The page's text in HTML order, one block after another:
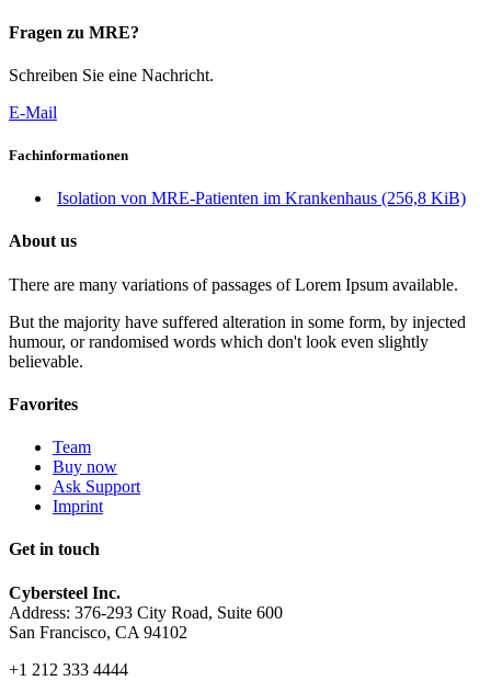
Fragen zu MRE?
Schreiben Sie eine Nachricht.
E-Mail
Fachinformationen
Isolation von MRE-Patienten im Krankenhaus (256,8 KiB)
About us
There are many variations of passages of Lorem Ipsum available.
But the majority have suffered alteration in some form, by injected
humour, or randomised words which don't look even slightly
believable.
Favorites
Team
Buy now
Ask Support
Imprint
Get in touch
Cybersteel Inc.
Address: 376-293 City Road, Suite 600
San Francisco, CA 94102
+1 212 333 4444